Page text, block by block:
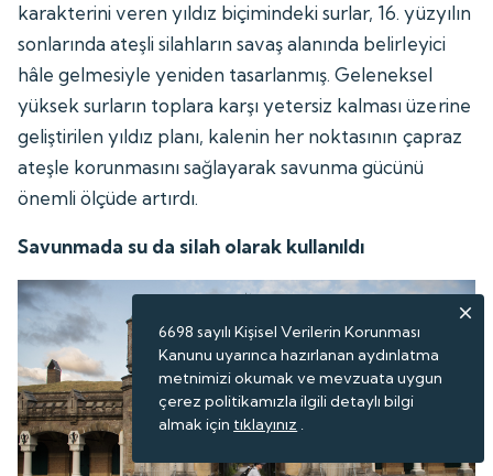
karakterini veren yıldız biçimindeki surlar, 16. yüzyılın
sonlarında ateşli silahların savaş alanında belirleyici
hâle gelmesiyle yeniden tasarlanmış. Geleneksel
yüksek surların toplara karşı yetersiz kalması üzerine
geliştirilen yıldız planı, kalenin her noktasının çapraz
ateşle korunmasını sağlayarak savunma gücünü
önemli ölçüde artırdı.
Savunmada su da silah olarak kullanıldı
6698 sayılı Kişisel Verilerin Korunması
Kanunu uyarınca hazırlanan aydınlatma
metnimizi okumak ve mevzuata uygun
çerez politikamızla ilgili detaylı bilgi
almak için tıklayınız .